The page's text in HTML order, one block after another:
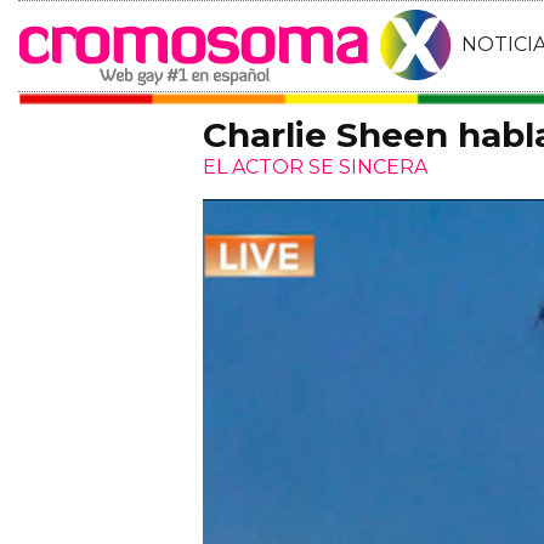
Charlie Sheen
EL ACTOR SE SINCERA